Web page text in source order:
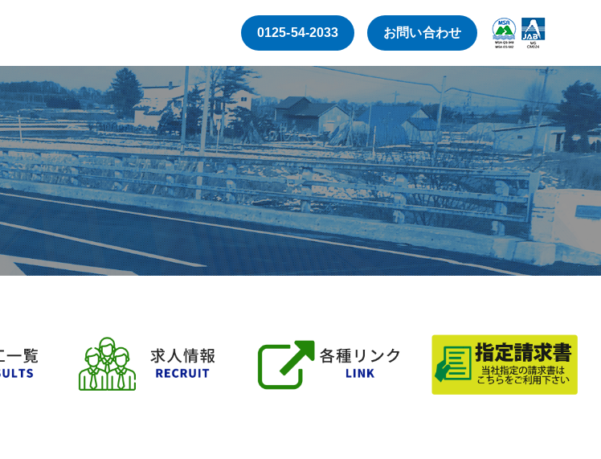
0125-54-2033 お問い合わせ